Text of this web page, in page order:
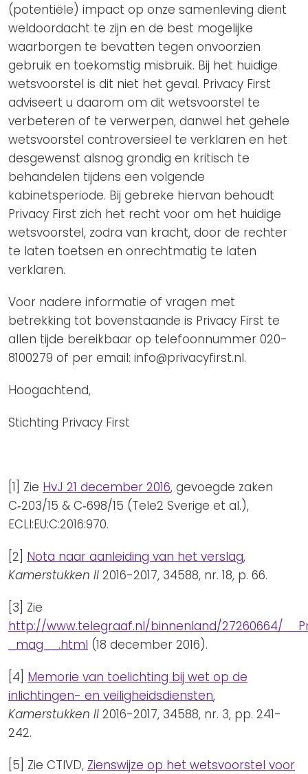
(potentiële) impact op onze samenleving dient
weldoordacht te zijn en de best mogelijke
waarborgen te bevatten tegen onvoorzien
gebruik en toekomstig misbruik. Bij het huidige
wetsvoorstel is dit niet het geval. Privacy First
adviseert u daarom om dit wetsvoorstel te
verbeteren of te verwerpen, danwel het gehele
wetsvoorstel controversieel te verklaren en het
desgewenst alsnog grondig en kritisch te
behandelen tijdens een volgende
kabinetsperiode. Bij gebreke hiervan behoudt
Privacy First zich het recht voor om het huidige
wetsvoorstel, zodra van kracht, door de rechter
te laten toetsen en onrechtmatig te laten
verklaren.
Voor nadere informatie of vragen met
betrekking tot bovenstaande is Privacy First te
allen tijde bereikbaar op telefoonnummer 020-
8100279 of per email: info@privacyfirst.nl.
Hoogachtend,
Stichting Privacy First
[1] Zie HvJ 21 december 2016, gevoegde zaken
C‑203/15 & C‑698/15 (Tele2 Sverige et al.),
ECLI:EU:C:2016:970.
[2] Nota naar aanleiding van het verslag,
Kamerstukken II 2016-2017, 34588, nr. 18, p. 66.
[3] Zie
http://www.telegraaf.nl/binnenland/27260664/
_mag__.html (18 december 2016).
[4] Memorie van toelichting bij wet op de
inlichtingen- en veiligheidsdiensten,
Kamerstukken II 2016-2017, 34588, nr. 3, pp. 241-
242.
[5] Zie CTIVD, Zienswijze op het wetsvoorstel voor